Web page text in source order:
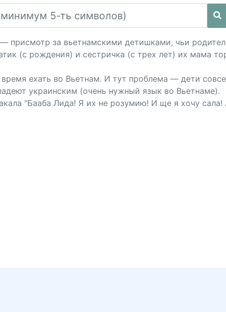
присмотр за вьетнамскими детишками, чьи
(с рождения) и сестричка (с трех лет) их мама
ехать во Вьетнам. И тут проблема — дети
украинским (очень нужный язык во Вьетнаме).
"Бааба Лида! Я их не розумию! И ще я хочу